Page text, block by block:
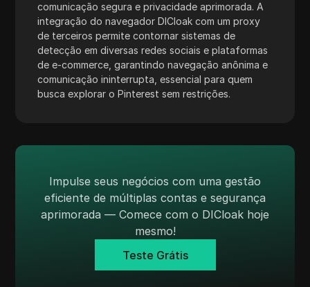
Wish
Yahoo Gemini
YouTube
YouTube Premium
comunicação segura e privacidade aprimorada. A
integração do navegador DICloak com um proxy
de terceiros permite contornar sistemas de
detecção em diversas redes sociais e plataformas
de e-commerce, garantindo navegação anônima e
comunicação ininterrupta, essencial para quem
busca explorar o Pinterest sem restrições.
Impulse seus negócios com uma gestão
eficiente de múltiplas contas e segurança
aprimorada — Comece com o DICloak hoje
mesmo!
Teste Grátis